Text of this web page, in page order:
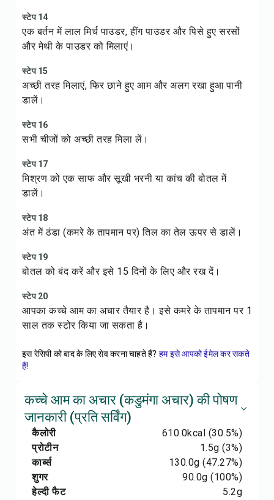
स्टेप 14
एक बर्तन में लाल मिर्च पाउडर, हींग पाउडर और पिसे हुए सरसों
और मेथी के पाउडर को मिलाएं।
स्टेप 15
अच्छी तरह मिलाएं, फिर छाने हुए आम और अलग रखा हुआ पानी
डालें।
स्टेप 16
सभी चीजों को अच्छी तरह मिला लें।
स्टेप 17
मिश्रण को एक साफ और सूखी भरनी या कांच की बोतल में
डालें।
स्टेप 18
अंत में ठंडा (कमरे के तापमान पर) तिल का तेल ऊपर से डालें।
स्टेप 19
बोतल को बंद करें और इसे 15 दिनों के लिए और रख दें।
स्टेप 20
आपका कच्चे आम का अचार तैयार है। इसे कमरे के तापमान पर 1
साल तक स्टोर किया जा सकता है।
इस रेसिपी को बाद के लिए सेव करना चाहते हैं? हम इसे आपको ईमेल कर सकते
हैं!
कच्चे आम का अचार (कडुमंगा अचार) की पोषण
जानकारी (प्रति सर्विंग)
कैलोरी 610.0kcal (30.5%)
प्रोटीन
1.5g (3%)
कार्ब्स
130.0g (47.27%)
शुगर
90.0g (100%)
हेल्दी फैट
5.2g